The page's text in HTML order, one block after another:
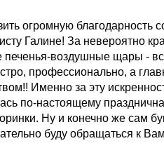
огромную благодарность
Галине! За невероятно
печенья-воздушные щары -
профессионально, а
Именно за эту
по-настоящему
Ну и конечно же сам
буду обращаться к